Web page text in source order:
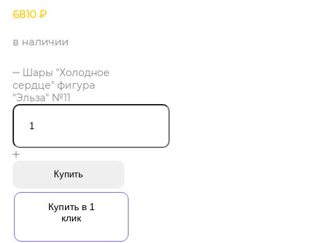
6810 ₽
в наличии
Шары "Холодное
сердце" фигура
"Эльза" №11
Купить
Купить в 1
клик